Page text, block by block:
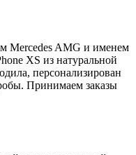
Mercedes AMG и именем
XS из натуральной
персонализирован
Принимаем заказы